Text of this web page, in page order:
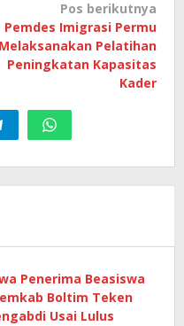
Pos berikutnya
Pemdes Imigrasi Permu
Melaksanakan Pelatihan
Peningkatan Kapasitas
Kader
Penerima Beasiswa
Boltim Teken
Usai Lulus